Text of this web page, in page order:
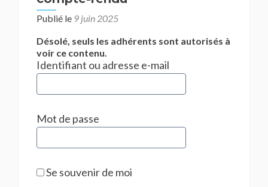
Publié le 9 juin 2025
Désolé, seuls les adhérents sont autorisés à
voir ce contenu.
Identifiant ou adresse e-mail
Mot de passe
Se souvenir de moi